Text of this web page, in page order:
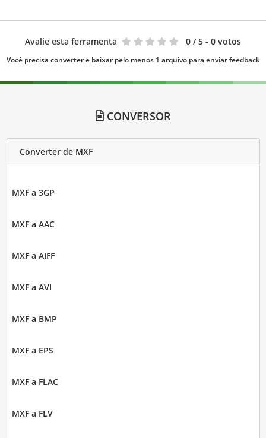
Avalie esta ferramenta 0 / 5 - 0 votos
Você precisa converter e baixar pelo menos 1 arquivo para enviar feedback
CONVERSOR
Converter de MXF
MXF a 3GP
MXF a AAC
MXF a AIFF
MXF a AVI
MXF a BMP
MXF a EPS
MXF a FLAC
MXF a FLV